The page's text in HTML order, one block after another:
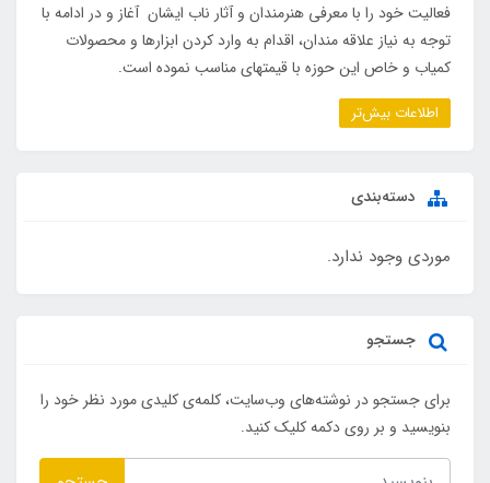
فعالیت خود را با معرفی هنرمندان و آثار ناب ایشان آغاز و در ادامه با
توجه به نیاز علاقه مندان، اقدام به وارد کردن ابزارها و محصولات
کمیاب و خاص این حوزه با قیمتهای مناسب نموده است.
اطلاعات بیش‌تر
دسته‌بندی
موردی وجود ندارد.
جستجو
برای جستجو در نوشته‌های وب‌سایت، کلمه‌ی کلیدی مورد نظر خود را
بنویسید و بر روی دکمه کلیک کنید.